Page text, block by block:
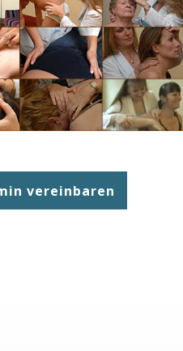
vereinbaren